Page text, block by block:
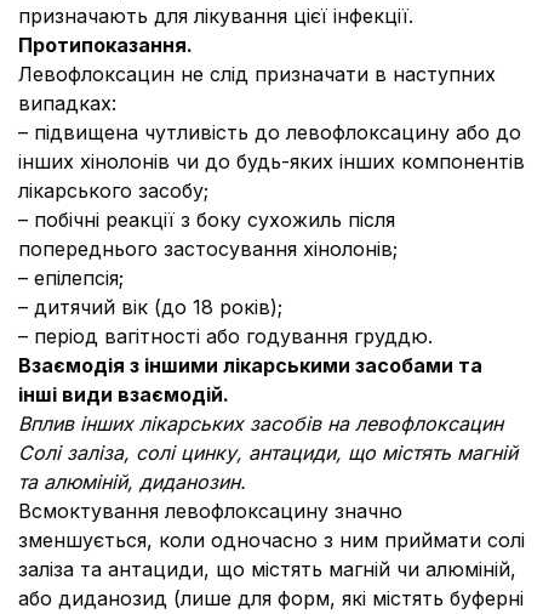
призначають для лікування цієї інфекції.
Протипоказання.
Левофлоксацин не слід призначати в наступних
випадках:
– підвищена чутливість до левофлоксацину або до
інших хінолонів чи до будь-яких інших компонентів
лікарського засобу;
– побічні реакції з боку сухожиль після
попереднього застосування хінолонів;
– епілепсія;
– дитячий вік (до 18 років);
– період вагітності або годування груддю.
Взаємодія з іншими лікарськими засобами та
інші види взаємодій.
Вплив інших лікарських засобів на левофлоксацин
Солі заліза, солі цинку, антациди, що містять магній
та алюміній, диданозин.
Всмоктування левофлоксацину значно
зменшується, коли одночасно з ним приймати солі
заліза та антациди, що містять магній чи алюміній,
або диданозид (лише для форм, які містять буферні